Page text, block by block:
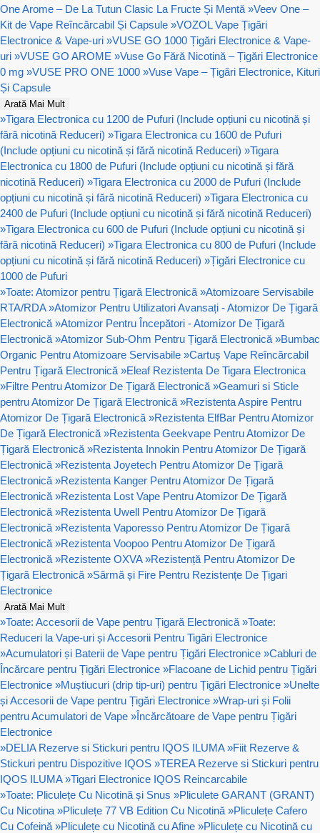
One Arome – De La Tutun Clasic La Fructe Și Mentă »Veev One –
Kit de Vape Reîncărcabil Și Capsule »VOZOL Vape Țigări
Electronice & Vape-uri »VUSE GO 1000 Țigări Electronice & Vape-
uri »VUSE GO AROME »Vuse Go Fără Nicotină – Țigări Electronice
0 mg »VUSE PRO ONE 1000 »Vuse Vape – Țigări Electronice, Kituri
Și Capsule
Arată Mai Mult
»Tigara Electronica cu 1200 de Pufuri (Include opțiuni cu nicotină și
fără nicotină Reduceri) »Tigara Electronica cu 1600 de Pufuri
(Include opțiuni cu nicotină și fără nicotină Reduceri) »Tigara
Electronica cu 1800 de Pufuri (Include opțiuni cu nicotină și fără
nicotină Reduceri) »Tigara Electronica cu 2000 de Pufuri (Include
opțiuni cu nicotină și fără nicotină Reduceri) »Tigara Electronica cu
2400 de Pufuri (Include opțiuni cu nicotină și fără nicotină Reduceri)
»Tigara Electronica cu 600 de Pufuri (Include opțiuni cu nicotină și
fără nicotină Reduceri) »Tigara Electronica cu 800 de Pufuri (Include
opțiuni cu nicotină și fără nicotină Reduceri) »Țigări Electronice cu
1000 de Pufuri
»Toate: Atomizor pentru Țigară Electronică »Atomizoare Servisabile
RTA/RDA »Atomizor Pentru Utilizatori Avansați - Atomizor De Țigară
Electronică »Atomizor Pentru Începători - Atomizor De Țigară
Electronică »Atomizor Sub-Ohm Pentru Țigară Electronică »Bumbac
Organic Pentru Atomizoare Servisabile »Cartuș Vape Reîncărcabil
Pentru Țigară Electronică »Eleaf Rezistenta De Tigara Electronica
»Filtre Pentru Atomizor De Țigară Electronică »Geamuri si Sticle
pentru Atomizor De Țigară Electronică »Rezistenta Aspire Pentru
Atomizor De Țigară Electronică »Rezistenta ElfBar Pentru Atomizor
De Țigară Electronică »Rezistenta Geekvape Pentru Atomizor De
Țigară Electronică »Rezistenta Innokin Pentru Atomizor De Țigară
Electronică »Rezistenta Joyetech Pentru Atomizor De Țigară
Electronică »Rezistenta Kanger Pentru Atomizor De Țigară
Electronică »Rezistenta Lost Vape Pentru Atomizor De Țigară
Electronică »Rezistenta Uwell Pentru Atomizor De Țigară
Electronică »Rezistenta Vaporesso Pentru Atomizor De Țigară
Electronică »Rezistenta Voopoo Pentru Atomizor De Țigară
Electronică »Rezistente OXVA »Rezistență Pentru Atomizor De
Țigară Electronică »Sârmă și Fire Pentru Rezistențe De Țigari
Electronice
Arată Mai Mult
»Toate: Accesorii de Vape pentru Țigară Electronică »Toate:
Reduceri la Vape-uri și Accesorii Pentru Tigări Electronice
»Acumulatori și Baterii de Vape pentru Țigări Electronice »Cabluri de
Încărcare pentru Țigări Electronice »Flacoane de Lichid pentru Țigări
Electronice »Muștiucuri (drip tip-uri) pentru Țigări Electronice »Unelte
și Accesorii de Vape pentru Țigări Electronice »Wrap-uri și Folii
pentru Acumulatori de Vape »Încărcătoare de Vape pentru Țigări
Electronice
»DELIA Rezerve si Stickuri pentru IQOS ILUMA »Fiit Rezerve &
Stickuri pentru Dispozitive IQOS »TEREA Rezerve si Stickuri pentru
IQOS ILUMA »Tigari Electronice IQOS Reincarcabile
»Toate: Pliculețe Cu Nicotină și Snus »Pliculete GARANT (GRANT)
Cu Nicotina »Pliculețe 77 VB Edition Cu Nicotină »Pliculețe Cafero
Cu Cofeină »Pliculețe cu Nicotină cu Afine »Pliculețe cu Nicotină cu